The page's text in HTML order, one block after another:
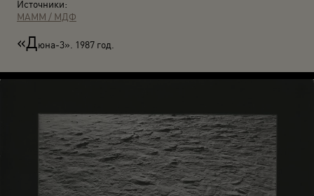
Источники:
МАММ / МДФ
«Дюна-3». 1987 год.